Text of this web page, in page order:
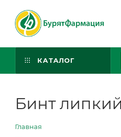
КАТАЛОГ
Бинт
Главная